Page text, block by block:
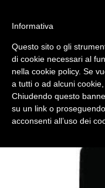
Indietro
CHIAVI
chiave auto-moto ar46p asc
Comparativo Silca
Informativa
Questo sito o gli
di cookie necessari al
nella cookie policy. Se
a tutti o ad alcuni
Chiudendo questo
su un link o
acconsenti all’uso dei